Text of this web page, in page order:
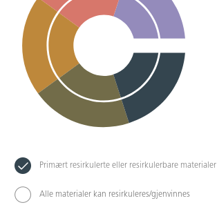
Primært resirkulerte eller resirkulerbare materialer
Alle materialer kan resirkuleres/gjenvinnes